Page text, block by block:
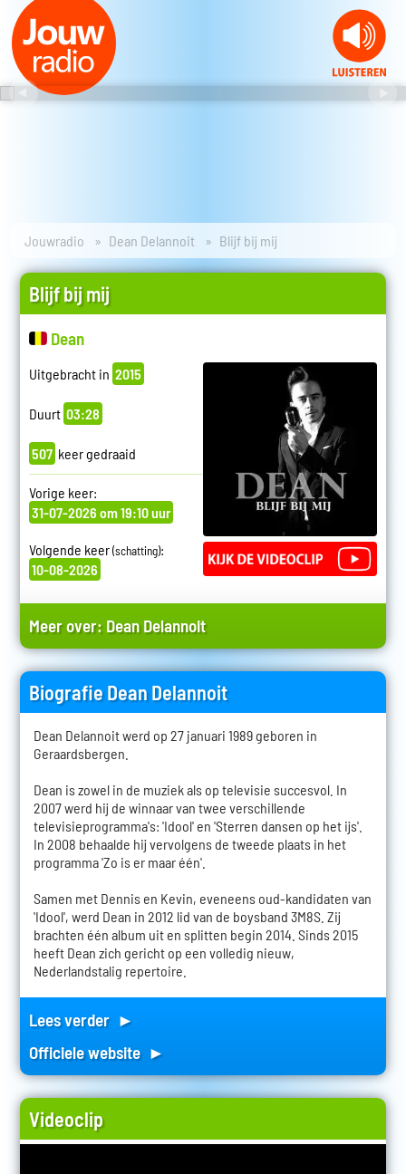
Jouwradio Dean Delannoit Blijf bij mij
Blijf bij mij
Dean
Uitgebracht in 2015
Duurt 03:28
507 keer gedraaid
Vorige keer:
31-07-2026 om 19:10 uur
Volgende keer(schatting):
10-08-2026
Meer over: Dean Delannoit
Biografie Dean Delannoit
Dean Delannoit werd op 27 januari 1989 geboren in
Geraardsbergen.
Dean is zowel in de muziek als op televisie succesvol. In
2007 werd hij de winnaar van twee verschillende
televisieprogramma's: 'Idool' en 'Sterren dansen op het ijs'.
In 2008 behaalde hij vervolgens de tweede plaats in het
programma 'Zo is er maar één'.
Samen met Dennis en Kevin, eveneens oud-kandidaten van
'Idool', werd Dean in 2012 lid van de boysband 3M8S. Zij
brachten één album uit en splitten begin 2014. Sinds 2015
heeft Dean zich gericht op een volledig nieuw,
Nederlandstalig repertoire.
Lees verder ►
Officiele website ►
Videoclip